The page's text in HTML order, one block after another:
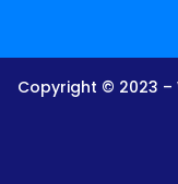
Copyright © 2023 –